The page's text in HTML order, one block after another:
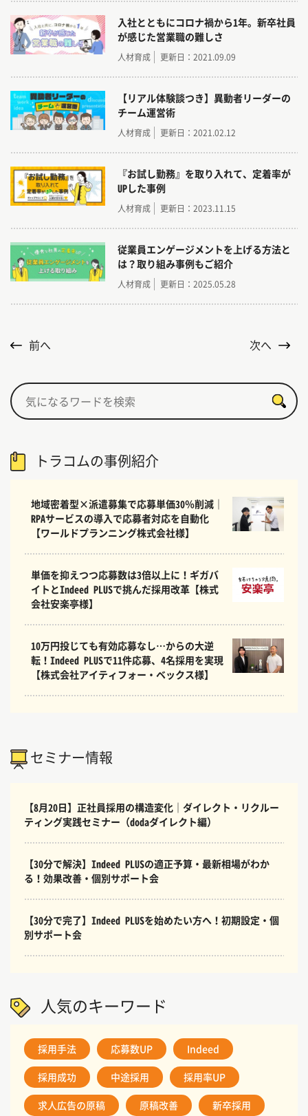
入社とともにコロナ禍から1年。新卒社員
が感じた営業職の難しさ
人材育成 更新日：2021.09.09
【リアル体験談つき】異動者リーダーの
チーム運営術
人材育成 更新日：2021.02.12
『お試し勤務』を取り入れて、定着率が
UPした事例
人材育成 更新日：2023.11.15
従業員エンゲージメントを上げる方法と
は？取り組み事例もご紹介
人材育成 更新日：2025.05.28
前へ 次へ
トラコムの事例紹介
地域密着型×派遣募集で応募単価30％削減｜
RPAサービスの導入で応募者対応を自動化
【ワールドプランニング株式会社様】
単価を抑えつつ応募数は3倍以上に！ギガバ
イトとIndeed PLUSで挑んだ採用改革【株式
会社安楽亭様】
10万円投じても有効応募なし…からの大逆
転！Indeed PLUSで11件応募、4名採用を実現
【株式会社アイティフォー・ベックス様】
セミナー情報
【8月20日】正社員採用の構造変化｜ダイレクト・リクルー
ティング実践セミナー（dodaダイレクト編）
【30分で解決】Indeed PLUSの適正予算・最新相場がわか
る！効果改善・個別サポート会
【30分で完了】Indeed PLUSを始めたい方へ！初期設定・個
別サポート会
人気のキーワード
採用手法 応募数UP Indeed
採用成功 中途採用 採用率UP
求人広告の原稿 原稿改善 新卒採用